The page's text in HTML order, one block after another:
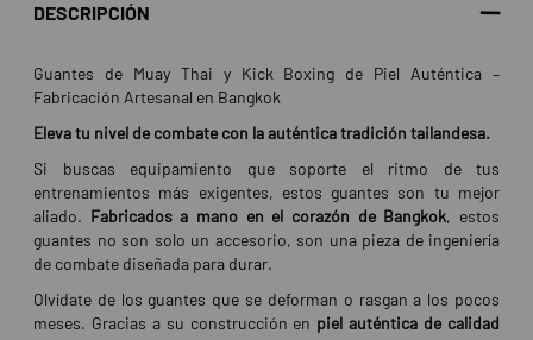
DESCRIPCIÓN
Guantes de Muay Thai y Kick Boxing de Piel Auténtica –
Fabricación Artesanal en Bangkok
Eleva tu nivel de combate con la auténtica tradición tailandesa.
Si buscas equipamiento que soporte el ritmo de tus
entrenamientos más exigentes, estos guantes son tu mejor
aliado. Fabricados a mano en el corazón de Bangkok, estos
guantes no son solo un accesorio, son una pieza de ingeniería
de combate diseñada para durar.
Olvídate de los guantes que se deforman o rasgan a los pocos
meses. Gracias a su construcción en piel auténtica de calidad